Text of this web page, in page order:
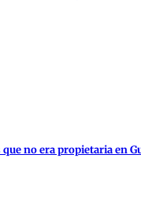
no era propietaria en